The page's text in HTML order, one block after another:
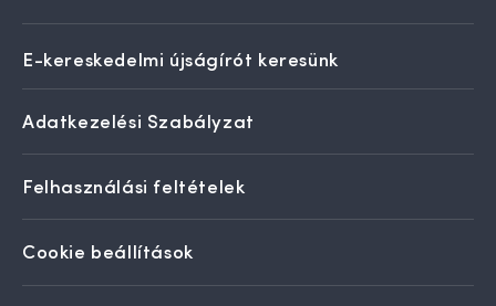
E-kereskedelmi újságírót keresünk
Adatkezelési Szabályzat
Felhasználási feltételek
Cookie beállítások